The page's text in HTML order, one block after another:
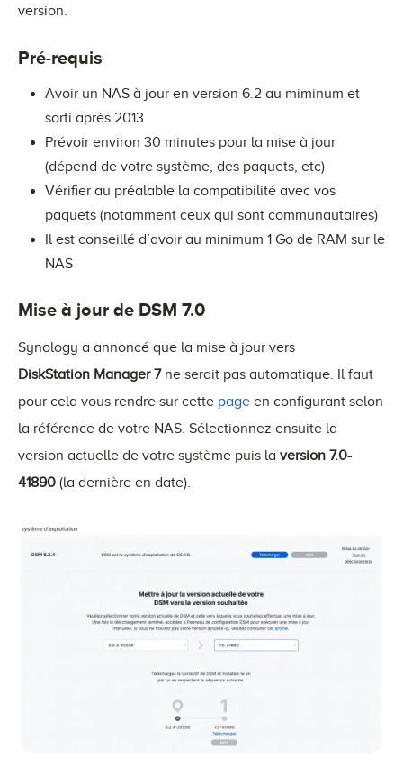
version.
Pré-requis
Avoir un NAS à jour en version 6.2 au miminum et
sorti après 2013
Prévoir environ 30 minutes pour la mise à jour
(dépend de votre système, des paquets, etc)
Vérifier au préalable la compatibilité avec vos
paquets (notamment ceux qui sont communautaires)
Il est conseillé d’avoir au minimum 1 Go de RAM sur le
NAS
Mise à jour de DSM 7.0
Synology a annoncé que la mise à jour vers
DiskStation Manager 7ne serait pas automatique. Il faut
pour cela vous rendre sur cette page en configurant selon
la référence de votre NAS. Sélectionnez ensuite la
version actuelle de votre système puis la version 7.0-
41890 (la dernière en date).